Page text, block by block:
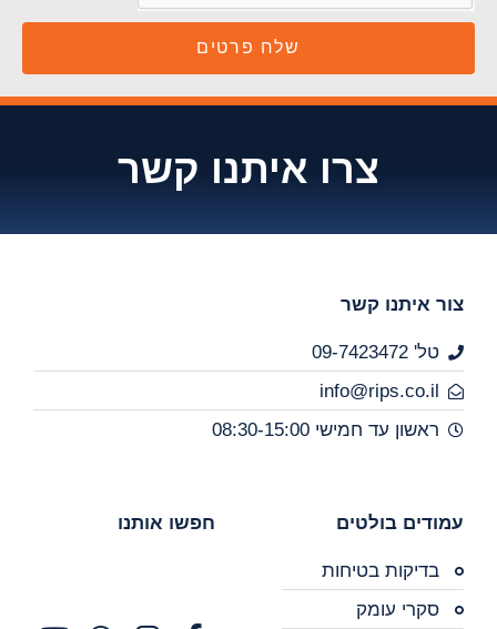
שלח פרטים
צרו איתנו קשר
צור איתנו קשר
טל' 09-7423472
info@rips.co.il
ראשון עד חמישי 08:30-15:00
עמודים בולטים
בדיקות בטיחות
סקרי עומק
חפשו אותנו